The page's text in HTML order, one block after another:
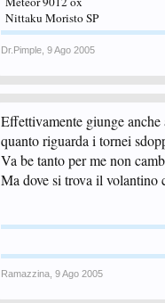
Nittaku Moristo SP
Dr.Pimple 9 Ago 2005
Effettivamente giunge
quanto riguarda i tornei
Va be tanto per me non
Ma dove si trova il volantino
Ramazzina 9 Ago 2005